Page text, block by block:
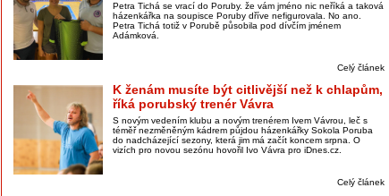
Petra Tichá se vrací do Poruby. že vám jméno nic neříká a taková
házenkářka na soupisce Poruby dříve nefigurovala. No ano.
Petra Tichá totiž v Porubě působila pod dívčím jménem
Adámková.
Celý článek
K ženám musíte být citlivější než k chlapům,
říká porubský trenér Vávra
S novým vedením klubu a novým trenérem Ivem Vávrou, leč s
téměř nezměněným kádrem půjdou házenkářky Sokola Poruba
do nadcházející sezony, která jim má začít koncem srpna. O
vizích pro novou sezónu hovořil Ivo Vávra pro iDnes.cz.
Celý článek